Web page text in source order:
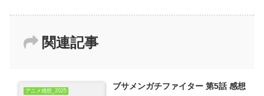
関連記事
アニメ感想_2025 ブサメンガチファイター 第5話 感想